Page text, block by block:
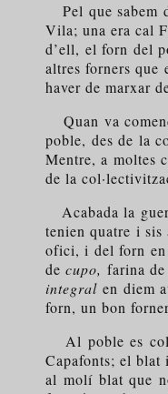
Pel que sabem
Vila; una era cal
d’ell, el forn del
altres forners que
haver de marxar
Quan va
poble, des de la
Mentre, a moltes
de la
Acabada la
tenien quatre i sis
ofici, i del forn en
decupo, farina
integral en diem
forn, un bon
Al poble es
Capafonts; el blat
al molí blat que